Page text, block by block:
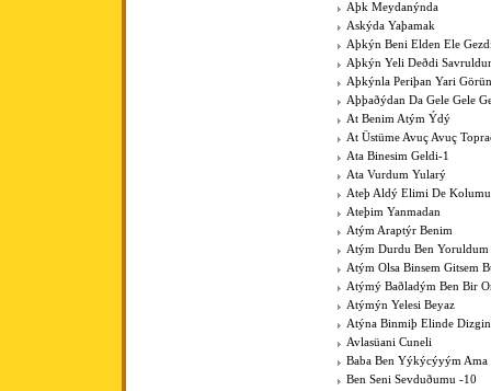
Aþk Meydanýnda
Askýda Yaþamak
Aþkýn Beni Elden Ele
Aþkýn Yeli Deðdi
Aþkýnla Periþan Yari
Aþþaðýdan Da Gele Gele
At Benim Atým Ýdý
At Üstüme Avuç Avuç
Ata Binesim Geldi-1
Ata Vurdum Yularý
Ateþ Aldý Elimi De Kolumu
Ateþim Yanmadan
Atým Araptýr Benim
Atým Durdu Ben Yoruldum
Atým Olsa Binsem Gitsem
Atýmý Baðladým Ben Bir
Atýmýn Yelesi Beyaz
Atýna Binmiþ Elinde
Avlasüani Cuneli
Baba Ben Yýkýcýyým
Ben Seni Sevduðumu -10